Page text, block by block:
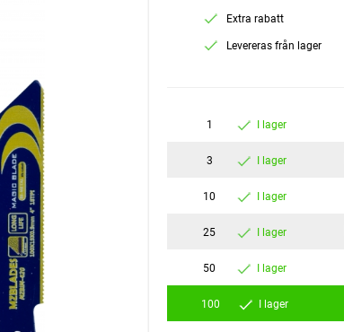
Extra rabatt
Levereras från lager
1 I lager
3 I lager
10 I lager
25 I lager
50 I lager
100 I lager